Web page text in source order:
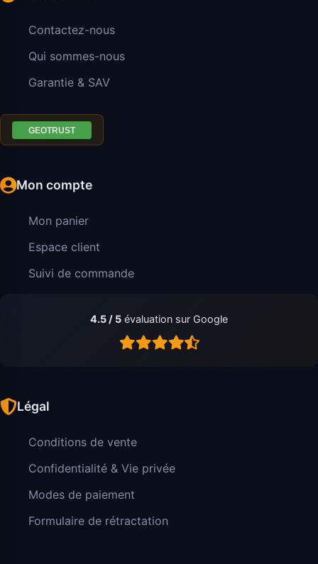
Contactez-nous
Qui sommes-nous
Garantie & SAV
Mon compte
Mon panier
Espace client
Suivi de commande
4.5 / 5 évaluation sur Google
Légal
Conditions de vente
Confidentialité & Vie privée
Modes de paiement
Formulaire de rétractation